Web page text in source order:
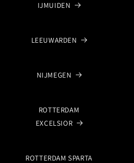
IJMUIDEN
LEEUWARDEN
NIJMEGEN
ROTTERDAM
EXCELSIOR
ROTTERDAM SPARTA